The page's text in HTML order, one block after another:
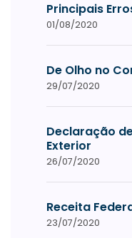
Principais
01/08/2020
De Olho no
29/07/2020
Declaração
Exterior
26/07/2020
Receita
23/07/2020